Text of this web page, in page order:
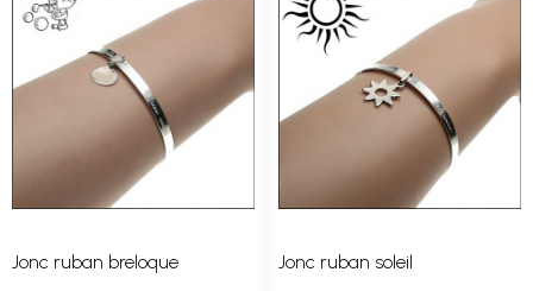
Jonc ruban breloque Jonc ruban soleil